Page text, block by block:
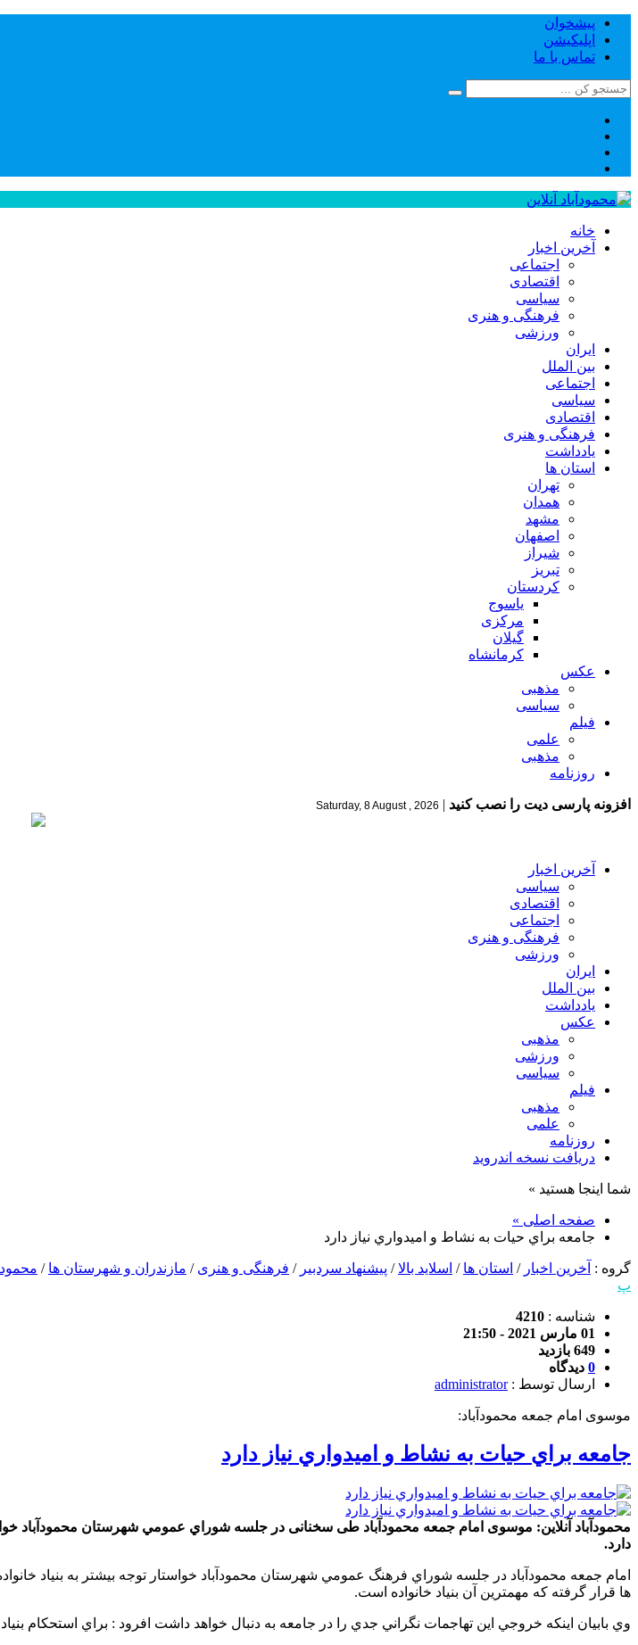
پیشخوان
اپلیکیشن
تماس با ما
خانه
آخرین اخبار
اجتماعی
اقتصادی
سیاسی
فرهنگی و هنری
ورزشی
ایران
بین الملل
اجتماعی
سیاسی
اقتصادی
فرهنگی و هنری
یادداشت
استان ها
تهران
همدان
مشهد
اصفهان
شیراز
تبریز
کردستان
یاسوج
مرکزی
گیلان
کرمانشاه
عکس
مذهبی
سیاسی
فیلم
علمی
مذهبی
روزنامه
افزونه پارسی دیت را نصب کنید |
Saturday, 8 August , 2026
آخرین اخبار
سیاسی
اقتصادی
اجتماعی
فرهنگی و هنری
ورزشی
ایران
بین الملل
یادداشت
عکس
مذهبی
ورزشی
سیاسی
فیلم
مذهبی
علمی
روزنامه
دریافت نسخه اندروید
شما اینجا هستید »
صفحه اصلی »
جامعه براي حيات به نشاط و اميدواري نياز دارد
گروه : آخرین اخبار / استان ها / اسلاید بالا/ پیشنهاد سردبیر / فرهنگی و هنری / مازندران و شهرستان ها /
پ
شناسه : 4210
01 مارس 2021 - 21:50
649 بازدید
0 دیدگاه
ارسال توسط :administrator
موسوی امام جمعه محمودآباد:
جامعه براي حيات به نشاط و اميدواري نياز دارد
محمودآباد آنلاین: موسوی امام جمعه محمودآباد طی سخنانی در جلسه شوراي عمومي شهرستان محمودآباد
دارد.
امام جمعه محمودآباد در جلسه شوراي فرهنگ عمومي شهرستان محمودآباد خواستار توجه بيشتر به بنياد
ها قرار گرفته كه مهمترين آن بنياد خانواده است.
وي بابيان اينكه خروجي اين تهاجمات نگراني جدي را در جامعه به دنبال خواهد داشت افرود : براي استحكام